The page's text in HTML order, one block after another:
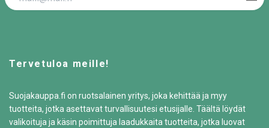
Tervetuloa meille!
Suojakauppa.fi on ruotsalainen yritys, joka kehittää ja myy
tuotteita, jotka asettavat turvallisuutesi etusijalle. Täältä löydät
valikoituja ja käsin poimittuja laadukkaita tuotteita, jotka luovat